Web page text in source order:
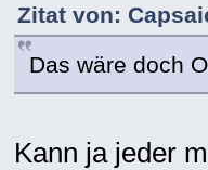
Zitat von:
Das wäre doch
Kann ja jeder